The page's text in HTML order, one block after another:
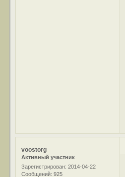
voostorg
Активный участник
Зарегистрирован: 2014-04-22
Сообщений: 925